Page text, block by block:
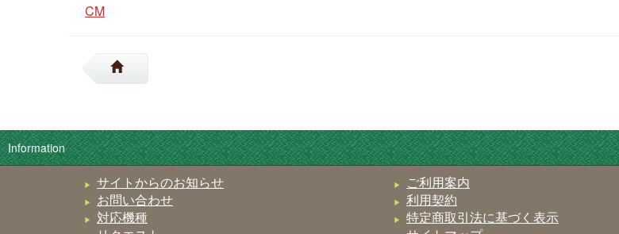
CM
Information
サイトからのお知らせ ご利用案内
お問い合わせ
利用契約
対応機種
特定商取引法に基づく表示